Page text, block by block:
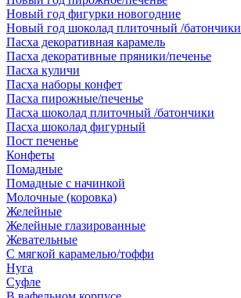
Новый год фигурки новогодние
Новый год шоколад плиточный /батончики
Пасха декоративная карамель
Пасха декоративные пряники/печенье
Пасха куличи
Пасха наборы конфет
Пасха пирожные/печенье
Пасха шоколад плиточный /батончики
Пасха шоколад фигурный
Пост печенье
Конфеты
Помадные
Помадные с начинкой
Молочные (коровка)
Желейные
Желейные глазированные
Жевательные
С мягкой карамелью/тоффи
Нуга
Суфле